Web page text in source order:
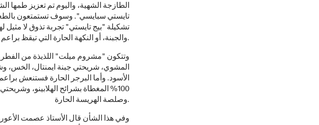
الطازجة الشهية، واليوم تم تعزيز
تايستي سبايسي". وسوف تستمتعون بالطعم
تشكيلة "بيج تايستي" تجربة تذوق لا مثيل
والجبنة، أو النكهة الحارة التي تيقظ براعم التذوق، أو حتى مع النكهة التقليدية المتميزة.
المشوي، شريحتي جبنة ايمنتال، الخس،
الأسود. وأما البرجر الحارة فستنعش
100% المغطاة بشرائح الهلابينو،
وصلصة الهريسة الحارة.
وفي هذا الشأن قال الأستاذ عصمت الأعور